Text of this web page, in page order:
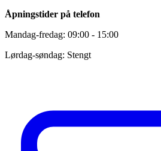
Åpningstider på telefon
Mandag-fredag: 09:00 - 15:00
Lørdag-søndag: Stengt